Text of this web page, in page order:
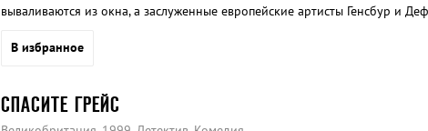
вываливаются из окна, а заслуженные европейские артисты Генсбур и
В избранное
СПАСИТЕ ГРЕЙС